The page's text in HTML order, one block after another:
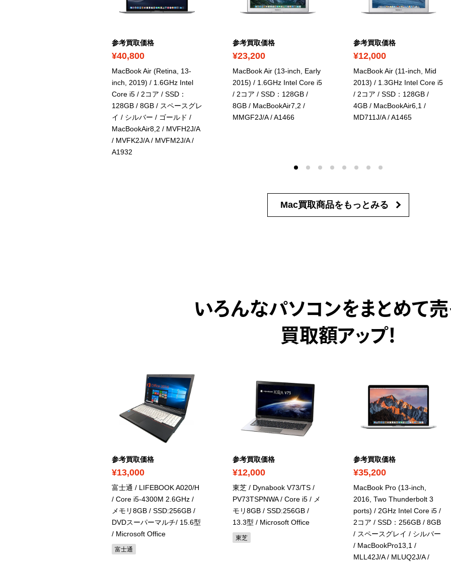
参考買取価格
¥40,800
MacBook Air (Retina, 13-
inch, 2019) / 1.6GHz Intel
Core i5 / 2コア / SSD：
128GB / 8GB / スペースグレ
イ / シルバー / ゴールド /
MacBookAir8,2 / MVFH2J/A
/ MVFK2J/A / MVFM2J/A /
A1932
参考買取価格
¥23,200
MacBook Air (13-inch, Early
2015) / 1.6GHz Intel Core i5
/ 2コア / SSD：128GB /
8GB / MacBookAir7,2 /
MMGF2J/A / A1466
参考買取価格
¥12,000
MacBook Air (11-inch, Mid
2013) / 1.3GHz Intel Core i5
/ 2コア / SSD：128GB /
4GB / MacBookAir6,1 /
MD711J/A / A1465
Mac買取商品を もっとみる
いろんなパソコンをまとめて売
買取額アップ！
参考買取価格
¥13,000
富士通 / LIFEBOOK A020/H
/ Core i5-4300M 2.6GHz /
メモリ8GB / SSD:256GB /
DVDスーパーマルチ/ 15.6型
/ Microsoft Office
富士通
参考買取価格
¥12,000
東芝 / Dynabook V73/TS /
PV73TSPNWA / Core i5 / メ
モリ8GB / SSD:256GB /
13.3型 / Microsoft Office
東芝
参考買取価格
¥35,200
MacBook Pro (13-inch,
2016, Two Thunderbolt 3
ports) / 2GHz Intel Core i5 /
2コア / SSD：256GB / 8GB
/ スペースグレイ / シルバー
/ MacBookPro13,1 /
MLL42J/A / MLUQ2J/A /